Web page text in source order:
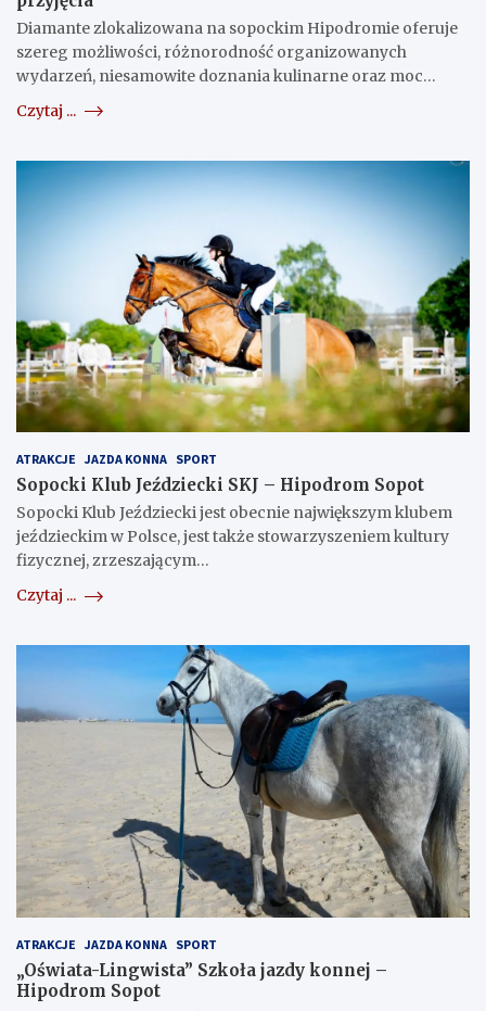
Diamante zlokalizowana na sopockim Hipodromie oferuje
szereg możliwości, różnorodność organizowanych
wydarzeń, niesamowite doznania kulinarne oraz moc…
Czytaj ...
ATRAKCJE JAZDA KONNA SPORT
Sopocki Klub Jeździecki SKJ – Hipodrom Sopot
Sopocki Klub Jeździecki jest obecnie największym klubem
jeździeckim w Polsce, jest także stowarzyszeniem kultury
fizycznej, zrzeszającym…
Czytaj ...
ATRAKCJE JAZDA KONNA SPORT
„Oświata-Lingwista” Szkoła jazdy konnej –
Hipodrom Sopot